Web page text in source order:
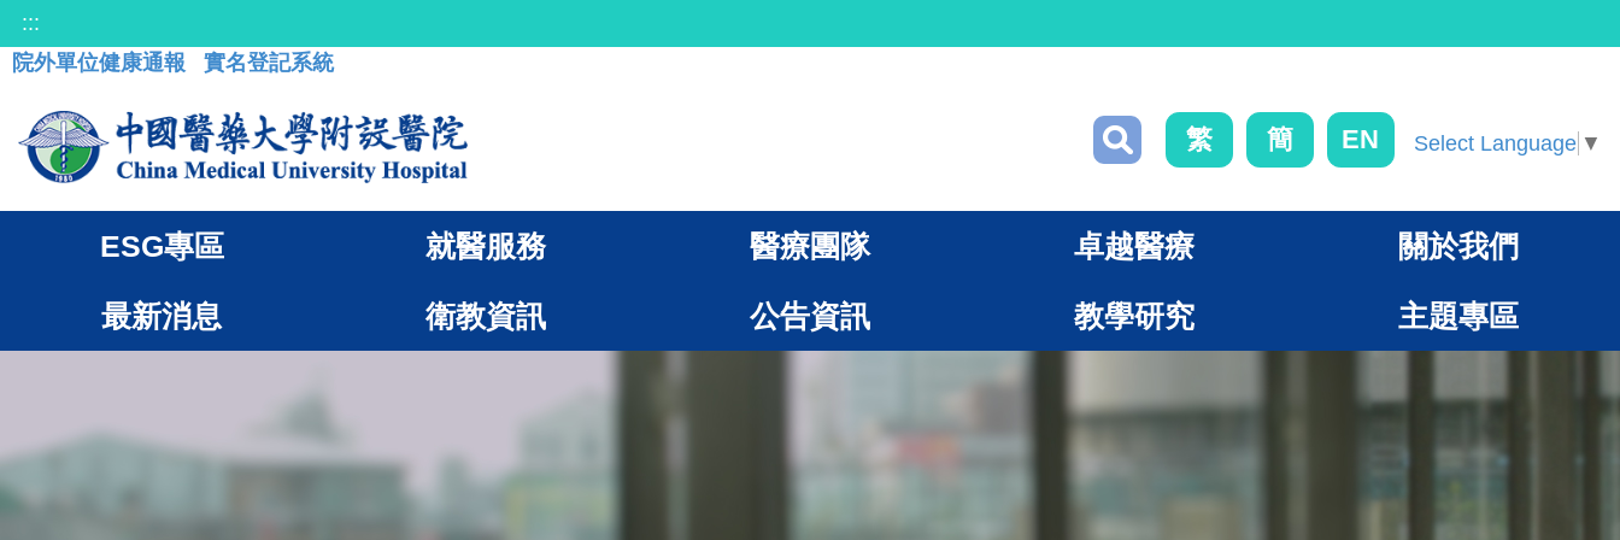
:::
院外單位健康通報
實名登記系統
繁 簡 EN Select Language ▼
ESG專區 就醫服務 醫療團隊 卓越醫療 關於我們
最新消息 衛教資訊 公告資訊 教學研究 主題專區